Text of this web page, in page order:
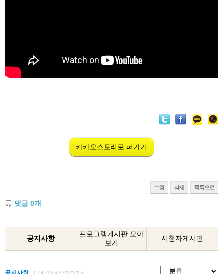
카카오스토리로 퍼가기
수정 삭제 목록으로
댓글 0개
공지사항
프로그램게시판 모아
보기
시청자게시판
1,047개(6/53페이지)